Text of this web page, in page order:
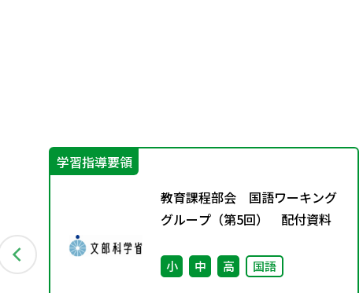
学習指導要領
教育課程部会 国語ワーキング
グループ（第5回） 配付資料
小 中 高 国語